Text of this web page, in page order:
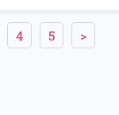
4 5 >